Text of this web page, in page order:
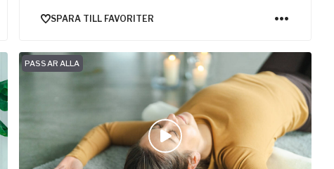
SPARA TILL FAVORITER
PASSAR ALLA